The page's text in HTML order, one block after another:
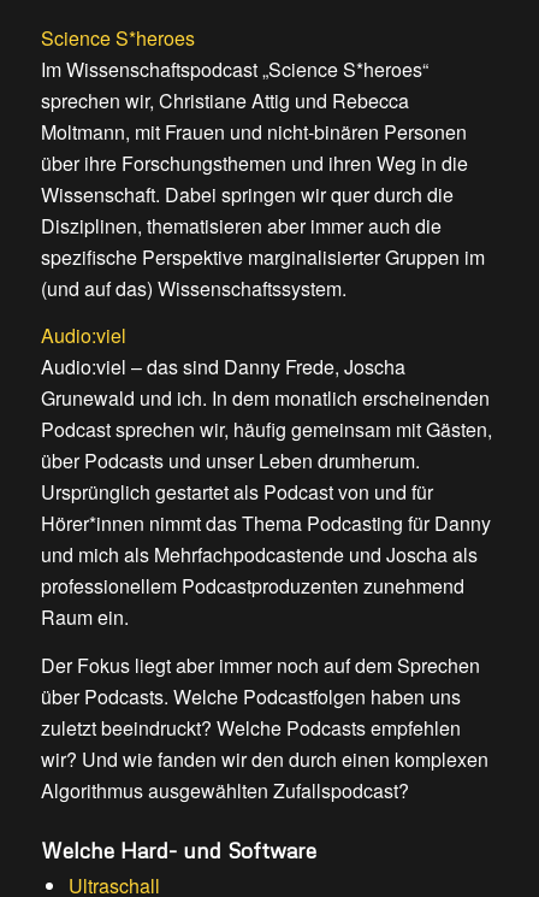
Science S*heroes
Im Wissenschaftspodcast „Science S*heroes“
sprechen wir, Christiane Attig und Rebecca
Moltmann, mit Frauen und nicht-binären Personen
über ihre Forschungsthemen und ihren Weg in die
Wissenschaft. Dabei springen wir quer durch die
Disziplinen, thematisieren aber immer auch die
spezifische Perspektive marginalisierter Gruppen im
(und auf das) Wissenschaftssystem.
Audio:viel
Audio:viel – das sind Danny Frede, Joscha
Grunewald und ich. In dem monatlich erscheinenden
Podcast sprechen wir, häufig gemeinsam mit Gästen,
über Podcasts und unser Leben drumherum.
Ursprünglich gestartet als Podcast von und für
Hörer*innen nimmt das Thema Podcasting für Danny
und mich als Mehrfachpodcastende und Joscha als
professionellem Podcastproduzenten zunehmend
Raum ein.
Der Fokus liegt aber immer noch auf dem Sprechen
über Podcasts. Welche Podcastfolgen haben uns
zuletzt beeindruckt? Welche Podcasts empfehlen
wir? Und wie fanden wir den durch einen komplexen
Algorithmus ausgewählten Zufallspodcast?
Welche Hard- und Software
Ultraschall